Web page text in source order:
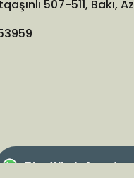
Bizə WhatsApp-da